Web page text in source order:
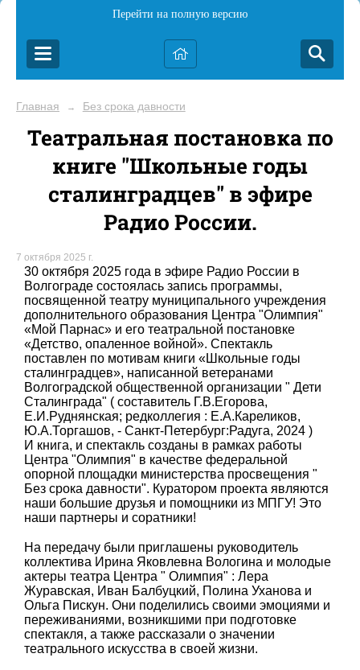
Перейти на полную версию
Главная → Без срока давности
Театральная постановка по
книге "Школьные годы
сталинградцев" в эфире
Радио России.
7 октября 2025 г.
30 октября 2025 года в эфире Радио России в
Волгограде состоялась запись программы,
посвященной театру муниципального учреждения
дополнительного образования Центра "Олимпия"
«Мой Парнас» и его театральной постановке
«Детство, опаленное войной». Спектакль
поставлен по мотивам книги «Школьные годы
сталинградцев», написанной ветеранами
Волгоградской общественной организации " Дети
Сталинграда" ( составитель Г.В.Егорова,
Е.И.Руднянская; редколлегия : Е.А.Кареликов,
Ю.А.Торгашов, - Санкт-Петербург:Радуга, 2024 )
И книга, и спектакль созданы в рамках работы
Центра "Олимпия" в качестве федеральной
опорной площадки министерства просвещения "
Без срока давности". Куратором проекта являются
наши большие друзья и помощники из МПГУ! Это
наши партнеры и соратники!
На передачу были приглашены руководитель
коллектива Ирина Яковлевна Вологина и молодые
актеры театра Центра " Олимпия" : Лера
Журавская, Иван Балбуцкий, Полина Уханова и
Ольга Пискун. Они поделились своими эмоциями и
переживаниями, возникшими при подготовке
спектакля, а также рассказали о значении
театрального искусства в своей жизни.